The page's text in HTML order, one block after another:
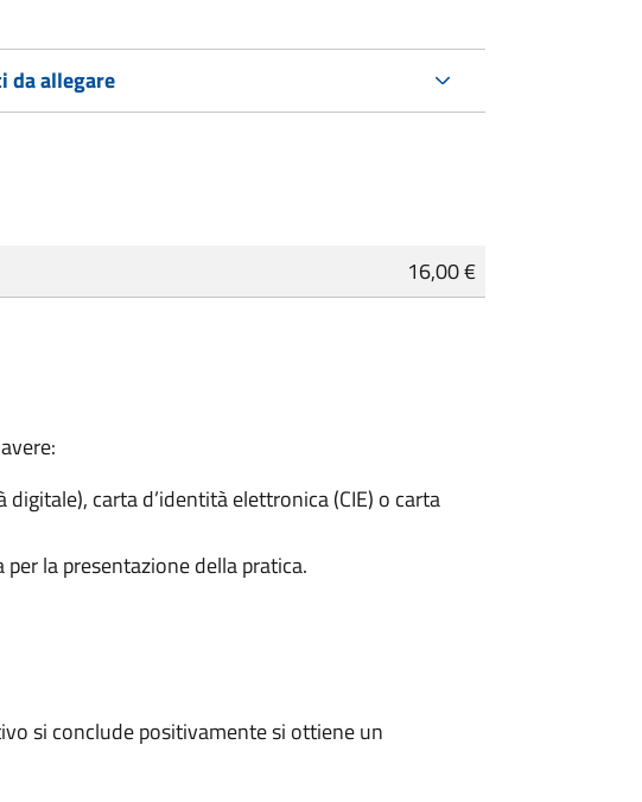
da allegare
16,00 €
carta d’identità elettronica (CIE) o carta
la presentazione della pratica.
si conclude positivamente si ottiene un